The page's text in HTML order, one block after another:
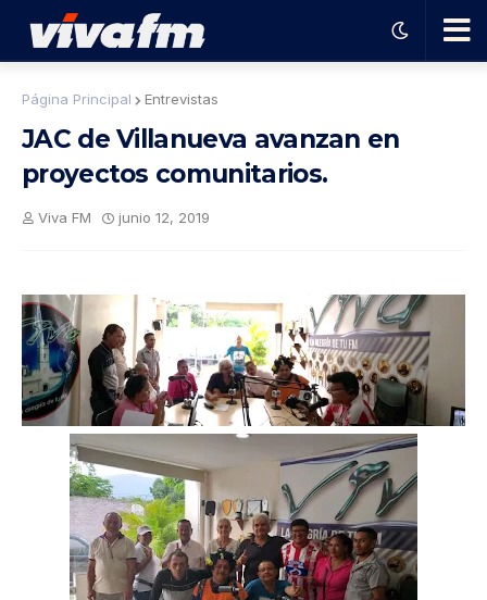
Ha
el
pro
gra
ma
Página Principal Entrevistas
JAC de Villanueva avanzan en
proyectos comunitarios.
Viva FM junio 12, 2019